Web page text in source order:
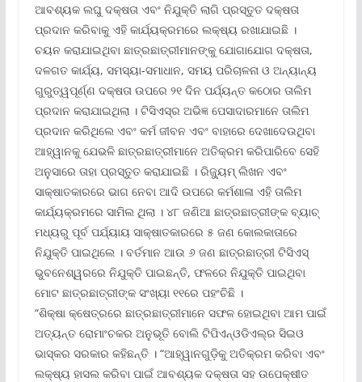
ଆବଶ୍ୟକ ଲଘୁ ଦକ୍ଷତା ଏବଂ ନିଯୁକ୍ତି ଲାଗି ପ୍ରସ୍ତୁତ ଦକ୍ଷତା
ପ୍ରଦାନ କରିବାକୁ ଏହି କାର୍ଯ୍ୟକ୍ରମରେ ଲକ୍ଷ୍ୟ ରଖାଯାଇଛି ।
ଚୟନ କରାଯାଇଥିବା ଛାତ୍ରଛାତ୍ରୀମାନଙ୍କୁ ଯୋଗାଯୋଗ ଦକ୍ଷତା,
ଦଳଗତ କାର୍ଯ୍ୟ, ସମସ୍ୟା-ସମାଧାନ, ସମୟ ପରିଚାଳନା ଓ ଅନ୍ୟାନ୍ୟ
ଗୁରୁତ୍ୱପୂର୍ଣ୍ଣ ଦକ୍ଷତା ଉପରେ ୨୧ ଦିନ ପର୍ଯ୍ୟନ୍ତ କଠୋର ତାଲିମ
ପ୍ରଦାନ କରାଯାଇଥିଲା । ଟିସିଏସ୍‌ର ଅଭିଜ୍ଞ ପେସାଦାରମାନେ ତାଲିମ
ପ୍ରଦାନ କରିଥିଲେ ଏବଂ କର୍ମ ଜୀବନ ଏବଂ ବାହାରେ ଦେଖାଦେଉଥିବା
ଆହ୍ୱାନକୁ ଯେଭଳି ଛାତ୍ରଛାତ୍ରୀମାନେ ଅତିକ୍ରମ କରିପାରିବେ ସେହି
ଅନୁସାରେ ତାହା ପ୍ରସ୍ତୁତ କରାଯାଇଛି । ରିଜ୍ୟୁମ୍ ଲିଖନ ଏବଂ
ସାକ୍ଷାତକାରରେ ଭାଗ ନେବା ଆଦି ଉପରେ କର୍ମଶାଳା ଏହି ତାଲିମ
କାର୍ଯ୍ୟକ୍ରମରେ ସାମିଲ ଥିଲା । ୪୮ ଜଣିଆ ଛାତ୍ରଛାତ୍ରୀଙ୍କ ବ୍ୟାଚ୍
ମଧ୍ୟରୁ ପୂର୍ବ ପର୍ଯ୍ୟାୟ ସାକ୍ଷାତକାରରେ ୫ ଜଣ କୋଲକାତାରେ
ନିଯୁକ୍ତି ପାଇଥିଲେ । ବର୍ତମାନ ଆଉ ୬ ଜଣ ଛାତ୍ରଛାତ୍ରୀ ଟିସିଏସ୍
ଭୁବନେଶ୍ୱରରେ ନିଯୁକ୍ତି ପାଇଛନ୍ତି, ଫଳରେ ନିଯୁକ୍ତି ପାଇଥିବା
ମୋଟ ଛାତ୍ରଛାତ୍ରୀଙ୍କ ସଂଖ୍ୟା ୧୧ରେ ପହଂଚିଛି ।
“ଶିକ୍ଷା କ୍ଷେତ୍ରରେ ଛାତ୍ରଛାତ୍ରୀମାନେ ସଫଳ ହୋଇଥିବା ଆମ ପାଇଁ
ଅତ୍ୟନ୍ତ ରୋମାଂଚକର ଅନୁଭୂତି ବୋଲି ଟିପିଏନ୍‌ଓଡିଏଲ୍‌ର ସିଇଓ
ଭାସ୍କର ସରକାର କହିଛନ୍ତି । “ଆହ୍ୱାନଗୁଡ଼ିକୁ ଅତିକ୍ରମ କରିବା ଏବଂ
ଲକ୍ଷ୍ୟ ହାସଲ କରିବା ପାଇଁ ଆବଶ୍ୟକ ଦକ୍ଷତା ସହ ଉପେକ୍ଷୀତ